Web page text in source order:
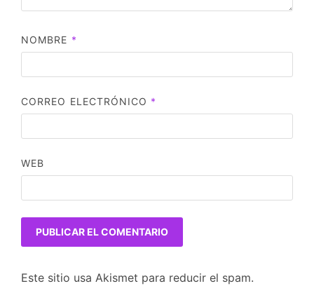
NOMBRE *
CORREO ELECTRÓNICO *
WEB
Este sitio usa Akismet para reducir el spam.